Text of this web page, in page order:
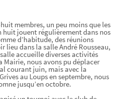
membres, un peu moins que les
huit jouent régulièrement dans nos
d’habitude, des réunions
lieu dans la salle André Rousseau,
accueille diverses activités
Mairie, nous avons pu déplacer
courant juin, mais avec la
au Loups en septembre, nous
jusqu’en octobre.